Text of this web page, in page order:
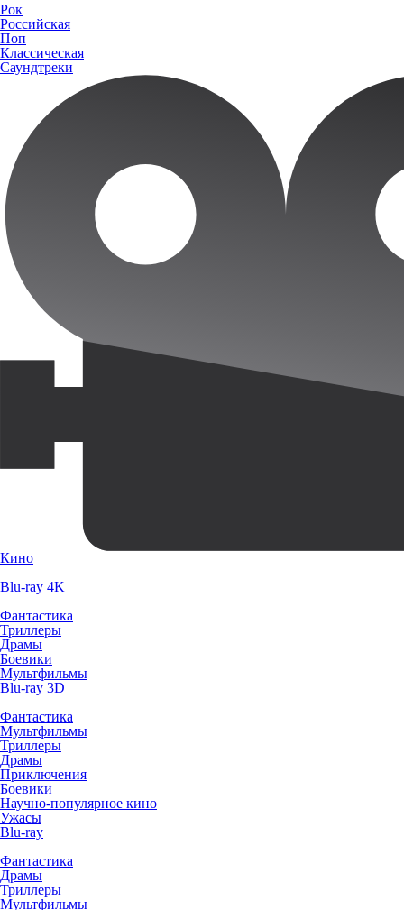
Рок
Российская
Поп
Классическая
Саундтреки
Кино
Blu-ray 4K
Фантастика
Триллеры
Драмы
Боевики
Мультфильмы
Blu-ray 3D
Фантастика
Мультфильмы
Триллеры
Драмы
Приключения
Боевики
Научно-популярное кино
Ужасы
Blu-ray
Фантастика
Драмы
Триллеры
Мультфильмы